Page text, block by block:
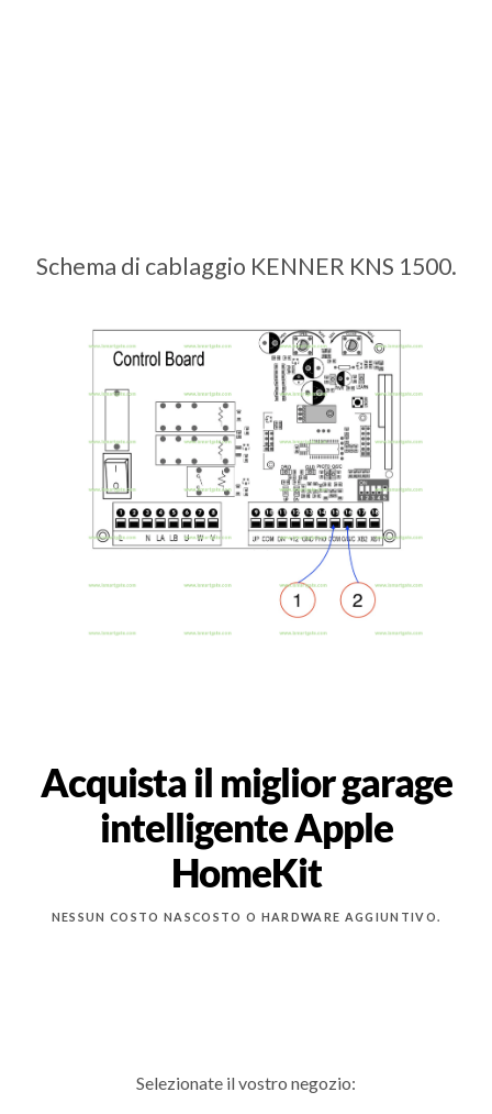
Schema di cablaggio KENNER KNS 1500.
Acquista il miglior garage
intelligente Apple
HomeKit
NESSUN COSTO NASCOSTO O HARDWARE AGGIUNTIVO.
Selezionate il vostro negozio: